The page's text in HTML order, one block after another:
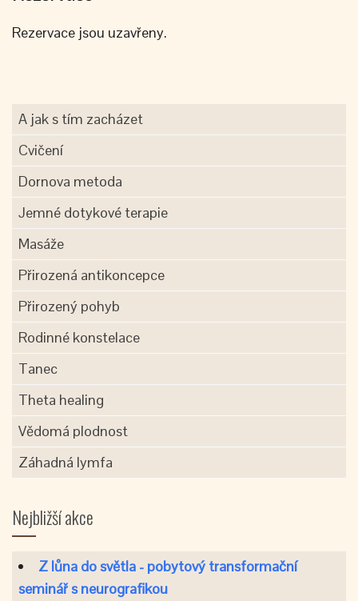
Rezervace jsou uzavřeny.
A jak s tím zacházet
Cvičení
Dornova metoda
Jemné dotykové terapie
Masáže
Přirozená antikoncepce
Přirozený pohyb
Rodinné konstelace
Tanec
Theta healing
Vědomá plodnost
Záhadná lymfa
Nejbližší akce
Z lůna do světla - pobytový transformační
seminář s neurografikou